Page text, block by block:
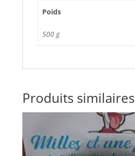
Poids
500 g
Produits similaires